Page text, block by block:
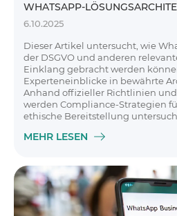
WHATSAPP-
6.10.2025
Dieser Artikel untersucht, wie
der DSGVO und anderen
Einklang gebracht werden
Experteneinblicke in bewährte
Anhand offizieller Richtlinien
werden Compliance-Strategien
ethische Bereitstellung
MEHR LESEN